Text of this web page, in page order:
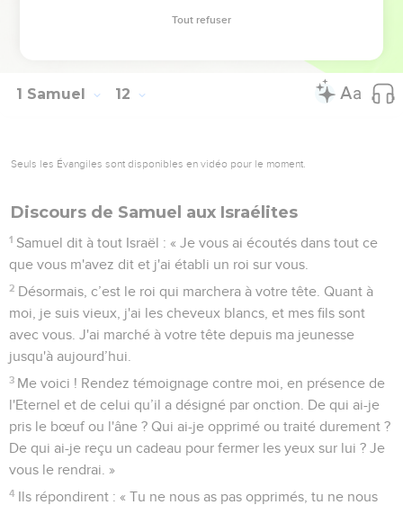
devant l'Eternel. Ils y offrirent des sacrifices de communion
1 Samuel 12
Seuls les Évangiles sont disponibles en vidéo pour le moment.
Discours de Samuel aux Israélites
1 Samuel dit à tout Israël : « Je vous ai écoutés dans tout ce
que vous m'avez dit et j'ai établi un roi sur vous.
2 Désormais, c’est le roi qui marchera à votre tête. Quant à
moi, je suis vieux, j'ai les cheveux blancs, et mes fils sont
avec vous. J'ai marché à votre tête depuis ma jeunesse
jusqu'à aujourd’hui.
3 Me voici ! Rendez témoignage contre moi, en présence de
l'Eternel et de celui qu’il a désigné par onction. De qui ai-je
pris le bœuf ou l'âne ? Qui ai-je opprimé ou traité durement ?
De qui ai-je reçu un cadeau pour fermer les yeux sur lui ? Je
vous le rendrai. »
4 Ils répondirent : « Tu ne nous as pas opprimés, tu ne nous
Tout refuser